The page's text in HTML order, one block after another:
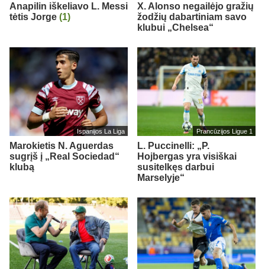
Anapilin iškeliavo L. Messi
tėtis Jorge (1)
X. Alonso negailėjo gražių
žodžių dabartiniam savo
klubui „Chelsea“
Ispanijos La Liga
Marokietis N. Aguerdas
sugrįš į „Real Sociedad“
klubą
Prancūzijos Ligue 1
L. Puccinelli: „P.
Hojbergas yra visiškai
susitelkęs darbui
Marselyje“